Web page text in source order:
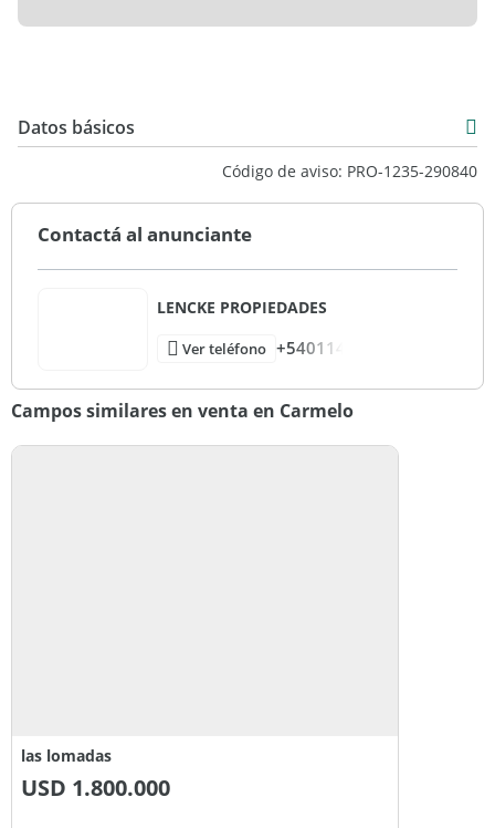
Datos básicos
Código de aviso: PRO-1235-290840
Contactá al anunciante
LENCKE PROPIEDADES
Ver teléfono +540114
Campos similares en venta en Carmelo
las lomadas
USD 1.800.000